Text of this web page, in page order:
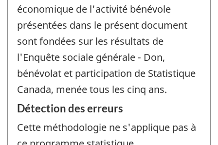
économique de l'activité bénévole
présentées dans le présent document
sont fondées sur les résultats de
l'Enquête sociale générale - Don,
bénévolat et participation de Statistique
Canada, menée tous les cinq ans.
Détection des erreurs
Cette méthodologie ne s'applique pas à